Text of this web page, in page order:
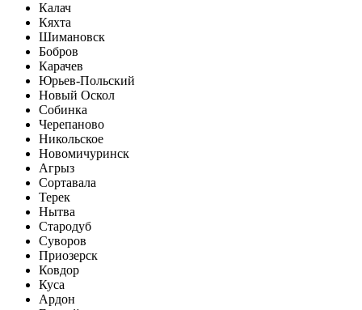
Калач
Кяхта
Шимановск
Бобров
Карачев
Юрьев-Польский
Новый Оскол
Собинка
Черепаново
Никольское
Новомичуринск
Агрыз
Сортавала
Терек
Нытва
Стародуб
Суворов
Приозерск
Ковдор
Куса
Ардон